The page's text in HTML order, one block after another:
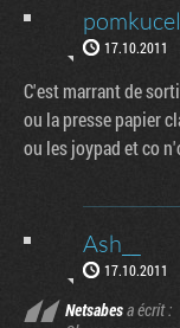
pomkucel
17.10.2011
C'est marrant de
ou la presse papier
ou les joypad et co
Ash__
17.10.2011
Netsabesa écrit :